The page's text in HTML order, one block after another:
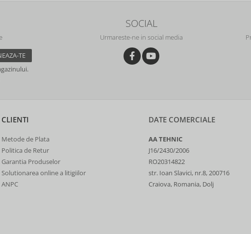
SOCIAL
Urmareste-ne in social media
CLIENTI
Metode de Plata
Politica de Retur
Garantia Produselor
Solutionarea online a litigiilor
ANPC
DATE COMERCIALE
AA TEHNIC
J16/2430/2006
RO20314822
str. Ioan Slavici, nr.8, 200716
Craiova, Romania, Dolj